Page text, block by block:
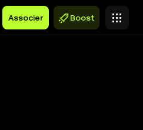
Associer Boost